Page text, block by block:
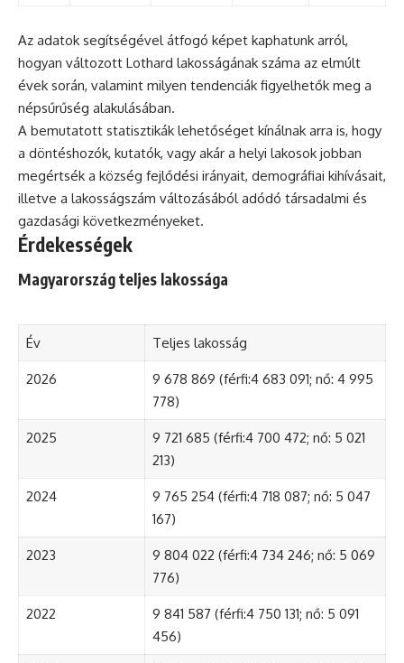
Az adatok segítségével átfogó képet kaphatunk arról,
hogyan változott Lothard lakosságának száma az elmúlt
évek során, valamint milyen tendenciák figyelhetők meg a
népsűrűség alakulásában.
A bemutatott statisztikák lehetőséget kínálnak arra is, hogy
a döntéshozók, kutatók, vagy akár a helyi lakosok jobban
megértsék a község fejlődési irányait, demográfiai kihívásait,
illetve a lakosságszám változásából adódó társadalmi és
gazdasági következményeket.
Érdekességek
Magyarország teljes lakossága
Év Teljes lakosság
2026
9 678 869 (férfi:4 683 091; nő: 4 995
778)
2025
9 721 685 (férfi:4 700 472; nő: 5 021
213)
2024
9 765 254 (férfi:4 718 087; nő: 5 047
167)
2023
9 804 022 (férfi:4 734 246; nő: 5 069
776)
2022
9 841 587 (férfi:4 750 131; nő: 5 091
456)